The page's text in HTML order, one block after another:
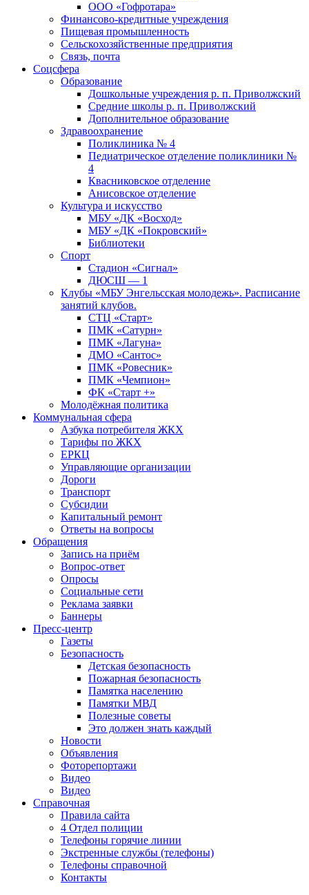
ООО «Гофротара»
Финансово-кредитные учреждения
Пищевая промышленность
Сельскохозяйственные предприятия
Связь, почта
Соцсфера
Образование
Дошкольные учреждения р. п. Приволжский
Средние школы р. п. Приволжский
Дополнительное образование
Здравоохранение
Поликлиника № 4
Педиатрическое отделение поликлиники №
4
Квасниковское отделение
Анисовское отделение
Культура и искусство
МБУ «ДК «Восход»
МБУ «ДК «Покровский»
Библиотеки
Спорт
Стадион «Сигнал»
ДЮСШ — 1
Клубы «МБУ Энгельсская молодежь». Расписание
занятий клубов.
СТЦ «Старт»
ПМК «Сатурн»
ПМК «Лагуна»
ДМО «Сантос»
ПМК «Ровесник»
ПМК «Чемпион»
ФК «Старт +»
Молодёжная политика
Коммунальная сфера
Азбука потребителя ЖКХ
Тарифы по ЖКХ
ЕРКЦ
Управляющие организации
Дороги
Транспорт
Субсидии
Капитальный ремонт
Ответы на вопросы
Обращения
Запись на приём
Вопрос-ответ
Опросы
Социальные сети
Реклама заявки
Баннеры
Пресс-центр
Газеты
Безопасность
Детская безопасность
Пожарная безопасность
Памятка населению
Памятки МВД
Полезные советы
Это должен знать каждый
Новости
Объявления
Фоторепортажи
Видео
Видео
Справочная
Правила сайта
4 Отдел полиции
Телефоны горячие линии
Экстренные службы (телефоны)
Телефоны справочной
Контакты